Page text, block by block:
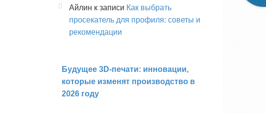
Айлин к записи Как выбрать
просекатель для профиля: советы и
рекомендации
Будущее 3D-печати: инновации,
которые изменят производство в
2026 году